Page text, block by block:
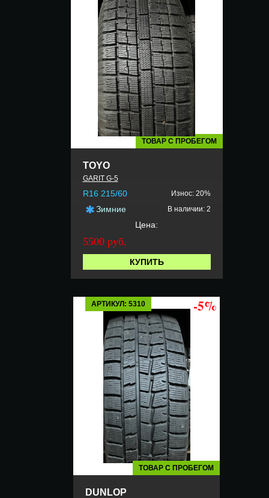
ТОВАР С ПРОБЕГОМ
TOYO
GARIT G-5
R16 215/60 Износ: 20%
Зимние В наличии: 2
Цена:
5500 руб.
КУПИТЬ
АРТИКУЛ: 5310 -5%
ТОВАР С ПРОБЕГОМ
DUNLOP